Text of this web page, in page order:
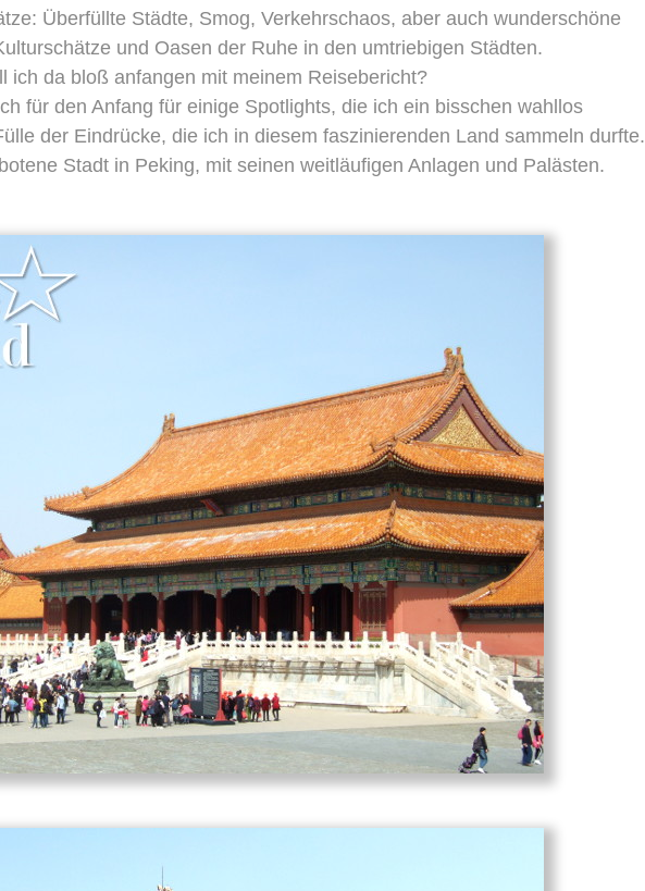
Überfüllte Städte, Smog, Verkehrschaos, aber auch wunderschöne
und Oasen der Ruhe in den umtriebigen Städten.
ich da bloß anfangen mit meinem Reisebericht?
für den Anfang für einige Spotlights, die ich ein bisschen wahllos
der Eindrücke, die ich in diesem faszinierenden Land sammeln durfte.
Stadt in Peking, mit seinen weitläufigen Anlagen und Palästen.